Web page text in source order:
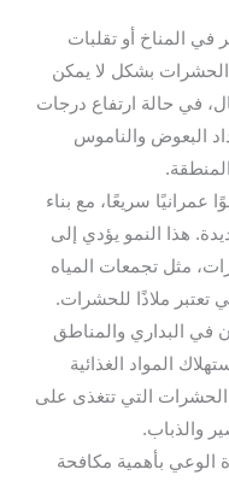
في المناخ أو تقلبات
الحشرات بشكل لا يمكن
في حالة ارتفاع درجات
البعوض والناموس
عمرانيًا سريعًا، مع بناء
هذا النمو يؤدي إلى
مثل تجمعات المياه
تعتبر ملاذًا للحشرات.
في البداري والمناطق
المواد الغذائية
الحشرات التي تتغذى على
والذباب.
الوعي بأهمية مكافحة